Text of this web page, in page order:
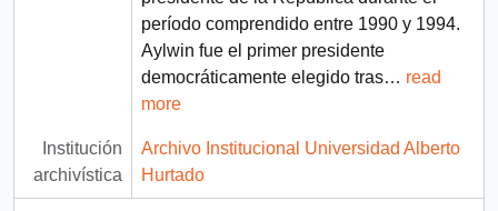
período comprendido entre 1990 y 1994.
Aylwin fue el primer presidente
democráticamente elegido tras… read
more
Institución
archivística
Archivo Institucional Universidad Alberto
Hurtado